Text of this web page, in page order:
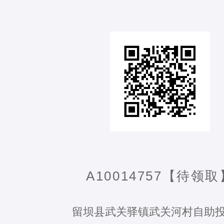
A10014757【待领取
留坝县武关驿镇武关河村自助